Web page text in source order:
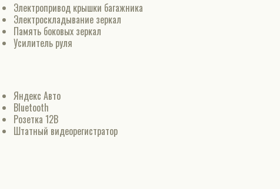
Электропривод крышки багажника
Электроскладывание зеркал
Память боковых зеркал
Усилитель руля
Яндекс Авто
Bluetooth
Розетка 12В
Штатный видеорегистратор